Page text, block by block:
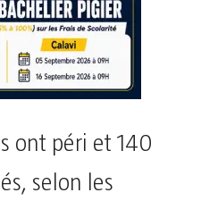
ont péri et 140
selon les